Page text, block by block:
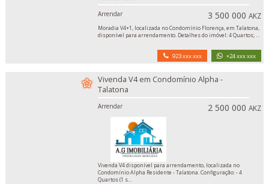
Arrendar 3 500 000AKZ
Moradia V4+1, localizada no Condomínio Florença, em Talatona,
disponível para arrendamento. Detalhes do imóvel: 4 Quartos; ...
923 xxx xxx +24 xxx xxx
Vivenda V4 em Condomínio Alpha -
Talatona
Arrendar 2 500 000AKZ
Vivenda V4 disponível para arrendamento, localizada no
Condomínio Alpha Residente - Talatona. Configuração: - 4
Quartos (1 s...